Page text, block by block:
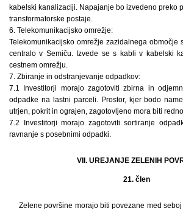
kabelski kanalizaciji. Napajanje bo izvedeno preko
transformatorske postaje.
6. Telekomunikacijsko omrežje:
Telekomunikacijsko omrežje zazidalnega območje
centralo v Semiču. Izvede se s kabli v kabelski
cestnem omrežju.
7. Zbiranje in odstranjevanje odpadkov:
7.1 Investitorji morajo zagotoviti zbirna in
odpadke na lastni parceli. Prostor, kjer bodo
utrjen, pokrit in ograjen, zagotovljeno mora biti
7.2 Investitorji morajo zagotoviti sortiranje
ravnanje s posebnimi odpadki.
VII. UREJANJE ZELENIH
21. člen
Zelene površine morajo biti povezane med